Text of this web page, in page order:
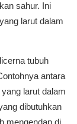
sahur. Ini
larut dalam
tubuh
antara
larut dalam
dibutuhkan